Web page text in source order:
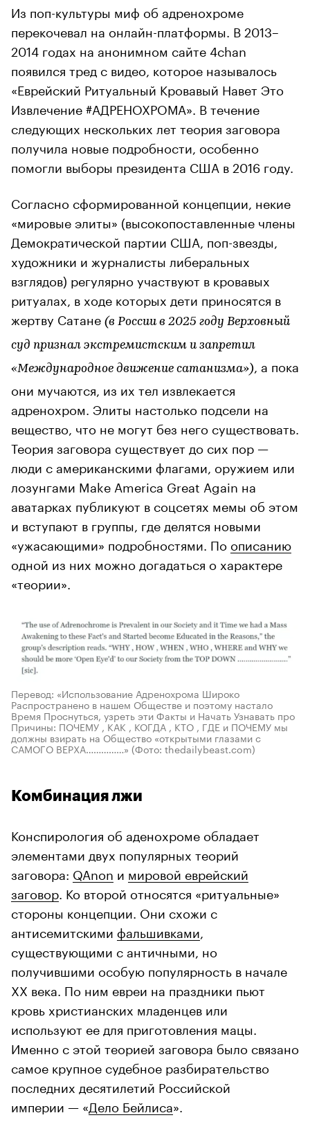
Из поп-культуры миф об адренохроме
перекочевал на онлайн-платформы. В 2013–
2014 годах на анонимном сайте 4chan
появился тред с видео, которое называлось
«Еврейский Ритуальный Кровавый Навет Это
Извлечение #АДРЕНОХРОМА». В течение
следующих нескольких лет теория заговора
получила новые подробности, особенно
помогли выборы президента США в 2016 году.
Согласно сформированной концепции, некие
«мировые элиты» (высокопоставленные члены
Демократической партии США, поп-звезды,
художники и журналисты либеральных
взглядов) регулярно участвуют в кровавых
ритуалах, в ходе которых дети приносятся в
жертву Сатане (в России в 2025 году Верховный
суд признал экстремистским и запретил
«Международное движение сатанизма») , а пока
они мучаются, из их тел извлекается
адренохром. Элиты настолько подсели на
вещество, что не могут без него существовать.
Теория заговора существует до сих пор —
люди с американскими флагами, оружием или
лозунгами Make America Great Again на
аватарках публикуют в соцсетях мемы об этом
и вступают в группы, где делятся новыми
«ужасающими» подробностями. По описанию
одной из них можно догадаться о характере
«теории».
Перевод: «Использование Адренохрома Широко
Распространено в нашем Обществе и поэтому настало
Время Проснуться, узреть эти Факты и Начать Узнавать про
Причины: ПОЧЕМУ , КАК , КОГДА , КТО , ГДЕ и ПОЧЕМУ мы
должны взирать на Общество «открытыми глазами с
САМОГО ВЕРХА……………» (Фото: thedailybeast.com)
Комбинация лжи
Конспирология об аденохроме обладает
элементами двух популярных теорий
заговора: QAnon и мировой еврейский
заговор . Ко второй относятся «ритуальные»
стороны концепции. Они схожи с
антисемитскими фальшивками
существующими с античными, но
получившими особую популярность в начале
ХХ века. По ним евреи на праздники пьют
кровь христианских младенцев или
используют ее для приготовления мацы.
Именно с этой теорией заговора было связано
самое крупное судебное разбирательство
последних десятилетий Российской
империи — «Дело Бейлиса».